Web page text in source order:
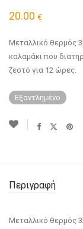
20.00 €
Μεταλλικό θερμός
καλαμάκι που
ζεστό για 12 ώρες.
Εξαντλημένο
Περιγραφή
Μεταλλικό θερμός